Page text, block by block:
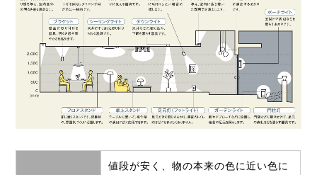
値段が安く、物の本来の色に近い色に